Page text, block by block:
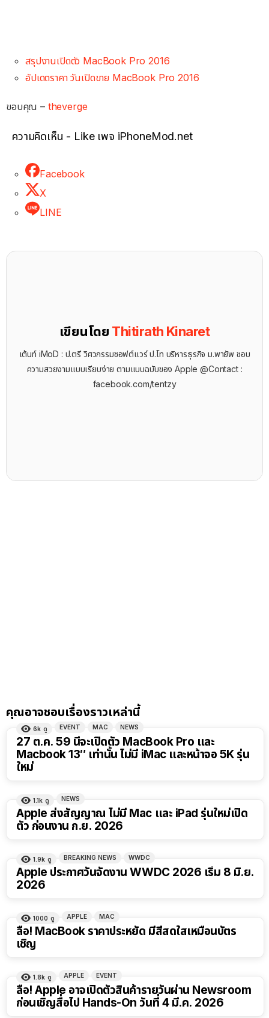
สรุปงานเปิดตัว MacBook Pro 2016
อัปเดตราคา วันเปิดขาย MacBook Pro 2016
ขอบคุณ – theverge
ความคิดเห็น - Like เพจ iPhoneMod.net
Facebook
X
LINE
เขียนโดย Thitirath Kinaret
เต้นท์ iMoD : ป.ตรี วิศวกรรมซอฟต์แวร์ ป.โท บริหารธุรกิจ ม.พายัพ ชอบ
ความสวยงามแบบเรียบง่าย ตามแบบฉบับของ Apple @Contact :
facebook.com/tentzy
คุณอาจชอบเรื่องราวเหล่านี้
6k ดู EVENT MAC NEWS
27 ต.ค. 59 นี้จะเปิดตัว MacBook Pro และ
Macbook 13″ เท่านั้น ไม่มี iMac และหน้าจอ 5K รุ่น
ใหม่
1.1k ดู NEWS
Apple ส่งสัญญาณ ไม่มี Mac และ iPad รุ่นใหม่เปิด
ตัว ก่อนงาน ก.ย. 2026
1.9k ดู BREAKING NEWS WWDC
Apple ประกาศวันจัดงาน WWDC 2026 เริ่ม 8 มิ.ย.
2026
1000 ดู APPLE MAC
ลือ! MacBook ราคาประหยัด มีสีสดใสเหมือนบัตร
เชิญ
1.8k ดู APPLE EVENT
ลือ! Apple อาจเปิดตัวสินค้ารายวันผ่าน Newsroom
ก่อนเชิญสื่อไป Hands-On วันที่ 4 มี.ค. 2026